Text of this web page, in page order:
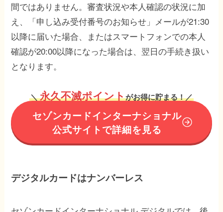
間ではありません。審査状況や本人確認の状況に加
え、「申し込み受付番号のお知らせ」メールが21:30
以降に届いた場合、またはスマートフォンでの本人
確認が20:00以降になった場合は、翌日の手続き扱い
となります。
＼永久不滅ポイントがお得に貯まる！／
セゾンカードインターナショナル
公式サイトで詳細を見る
デジタルカードはナンバーレス